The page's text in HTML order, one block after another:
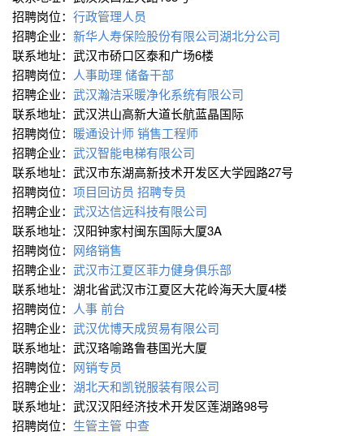
招聘岗位： 行政管理人员
招聘企业： 新华人寿保险股份有限公司湖北分公司
联系地址：武汉市硚口区泰和广场6楼
招聘岗位： 人事助理 储备干部
招聘企业： 武汉瀚洁采暖净化系统有限公司
联系地址：武汉洪山高新大道长航蓝晶国际
招聘岗位： 暖通设计师销售工程师
招聘企业： 武汉智能电梯有限公司
联系地址：武汉市东湖高新技术开发区大学园路27号
招聘岗位： 项目回访员 招聘专员
招聘企业： 武汉达信远科技有限公司
联系地址：汉阳钟家村闽东国际大厦3A
招聘岗位： 网络销售
招聘企业： 武汉市江夏区菲力健身俱乐部
联系地址：湖北省武汉市江夏区大花岭海天大厦4楼
招聘岗位： 人事前台
招聘企业： 武汉优博天成贸易有限公司
联系地址：武汉珞喻路鲁巷国光大厦
招聘岗位： 网销专员
招聘企业： 湖北天和凯锐服装有限公司
联系地址：武汉汉阳经济技术开发区莲湖路98号
招聘岗位： 生管主管 中查